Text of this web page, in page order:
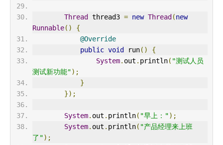
Thread thread3 = new Thread (new
Runnable()
{
@Override
public void run()
{
System. out . println( "测试人员
测试新功能");
}
});
System. out . println( "早上：");
System. out . println( "产品经理来上班
了");